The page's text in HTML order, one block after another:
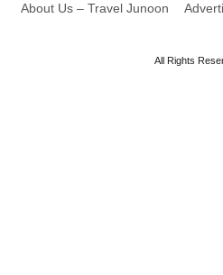
About Us – Travel Junoon
All Rights